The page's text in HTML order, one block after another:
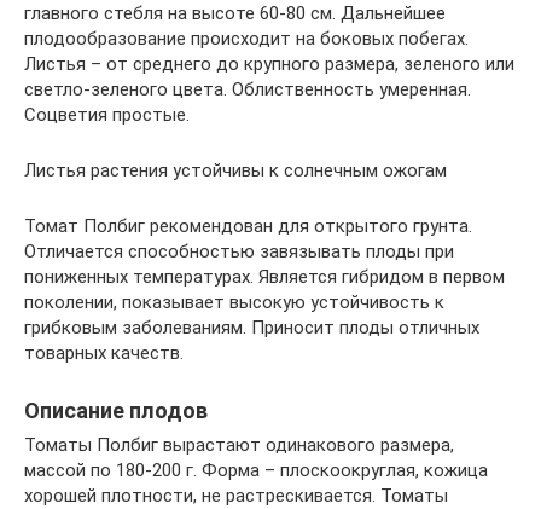
главного стебля на высоте 60-80 см. Дальнейшее
плодообразование происходит на боковых побегах.
Листья – от среднего до крупного размера, зеленого или
светло-зеленого цвета. Облиственность умеренная.
Соцветия простые.
Листья растения устойчивы к солнечным ожогам
Томат Полбиг рекомендован для открытого грунта.
Отличается способностью завязывать плоды при
пониженных температурах. Является гибридом в первом
поколении, показывает высокую устойчивость к
грибковым заболеваниям. Приносит плоды отличных
товарных качеств.
Описание плодов
Томаты Полбиг вырастают одинакового размера,
массой по 180-200 г. Форма – плоскоокруглая, кожица
хорошей плотности, не растрескивается. Томаты